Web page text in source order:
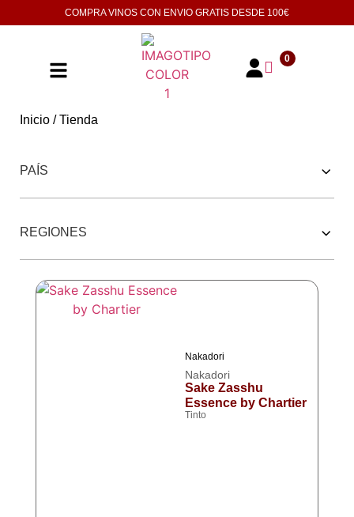
COMPRA VINOS CON ENVIO GRATIS DESDE 100€
0
Inicio / Tienda
PAÍS
REGIONES
Nakadori
Nakadori
Sake Zasshu
Essence by Chartier
Tinto